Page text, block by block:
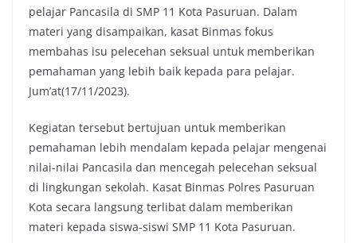
pelajar Pancasila di SMP 11 Kota Pasuruan. Dalam
materi yang disampaikan, kasat Binmas fokus
membahas isu pelecehan seksual untuk memberikan
pemahaman yang lebih baik kepada para pelajar.
Jum’at(17/11/2023).
Kegiatan tersebut bertujuan untuk memberikan
pemahaman lebih mendalam kepada pelajar mengenai
nilai-nilai Pancasila dan mencegah pelecehan seksual
di lingkungan sekolah. Kasat Binmas Polres Pasuruan
Kota secara langsung terlibat dalam memberikan
materi kepada siswa-siswi SMP 11 Kota Pasuruan.